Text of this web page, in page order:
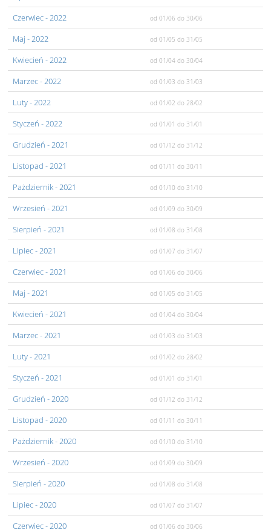
Czerwiec- 2022 od 01/06 do 30/06
Maj - 2022 od 01/05 do 31/05
Kwiecień - 2022 od 01/04 do 30/04
Marzec- 2022 od 01/03 do 31/03
Luty- 2022 od 01/02 do 28/02
Styczeń - 2022 od 01/01 do 31/01
Grudzień - 2021 od 01/12 do 31/12
Listopad - 2021 od 01/11 do 30/11
Pażdziernik- 2021 od 01/10 do 31/10
Wrzesień - 2021 od 01/09 do 30/09
Sierpień - 2021 od 01/08 do 31/08
Lipiec- 2021 od 01/07 do 31/07
Czerwiec- 2021 od 01/06 do 30/06
Maj - 2021 od 01/05 do 31/05
Kwiecień - 2021 od 01/04 do 30/04
Marzec- 2021 od 01/03 do 31/03
Luty- 2021 od 01/02 do 28/02
Styczeń - 2021 od 01/01 do 31/01
Grudzień - 2020 od 01/12 do 31/12
Listopad - 2020 od 01/11 do 30/11
Pażdziernik- 2020 od 01/10 do 31/10
Wrzesień - 2020 od 01/09 do 30/09
Sierpień - 2020 od 01/08 do 31/08
Lipiec- 2020 od 01/07 do 31/07
Czerwiec- 2020 od 01/06 do 30/06